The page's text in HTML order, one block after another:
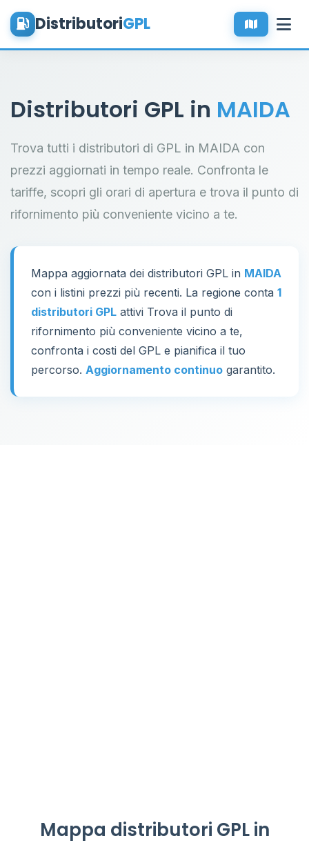
DistributoriGPL
Distributori GPL in MAIDA
Trova tutti i distributori di GPL in MAIDA con
prezzi aggiornati in tempo reale. Confronta le
tariffe, scopri gli orari di apertura e trova il punto di
rifornimento più conveniente vicino a te.
Mappa aggiornata dei distributori GPL in MAIDA
con i listini prezzi più recenti. La regione conta 1
distributori GPL attivi Trova il punto di
rifornimento più conveniente vicino a te,
confronta i costi del GPL e pianifica il tuo
percorso. Aggiornamento continuo garantito.
Mappa distributori GPL in